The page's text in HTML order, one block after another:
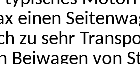
einen
zu sehr
Beiwagen von